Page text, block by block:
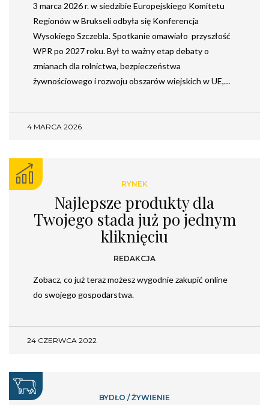
3 marca 2026 r. w siedzibie Europejskiego Komitetu
Regionów w Brukseli odbyła się Konferencja
Wysokiego Szczebla. Spotkanie omawiało przyszłość
WPR po 2027 roku. Był to ważny etap debaty o
zmianach dla rolnictwa, bezpieczeństwa
żywnościowego i rozwoju obszarów wiejskich w UE,…
4 MARCA 2026
RYNEK
Najlepsze produkty dla
Twojego stada już po jednym
kliknięciu
REDAKCJA
Zobacz, co już teraz możesz wygodnie zakupić online
do swojego gospodarstwa.
24 CZERWCA 2022
BYDŁO /ŻYWIENIE